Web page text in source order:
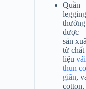
Quần
legging
thường
được
sản
từ chất
liệu vải
thun co
giãn,
cotton,